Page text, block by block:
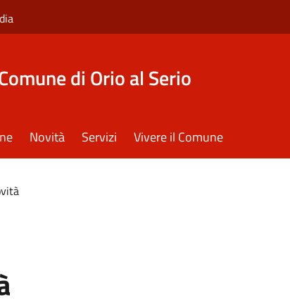
di Orio al Serio
Novità Servizi Vivere il Comune